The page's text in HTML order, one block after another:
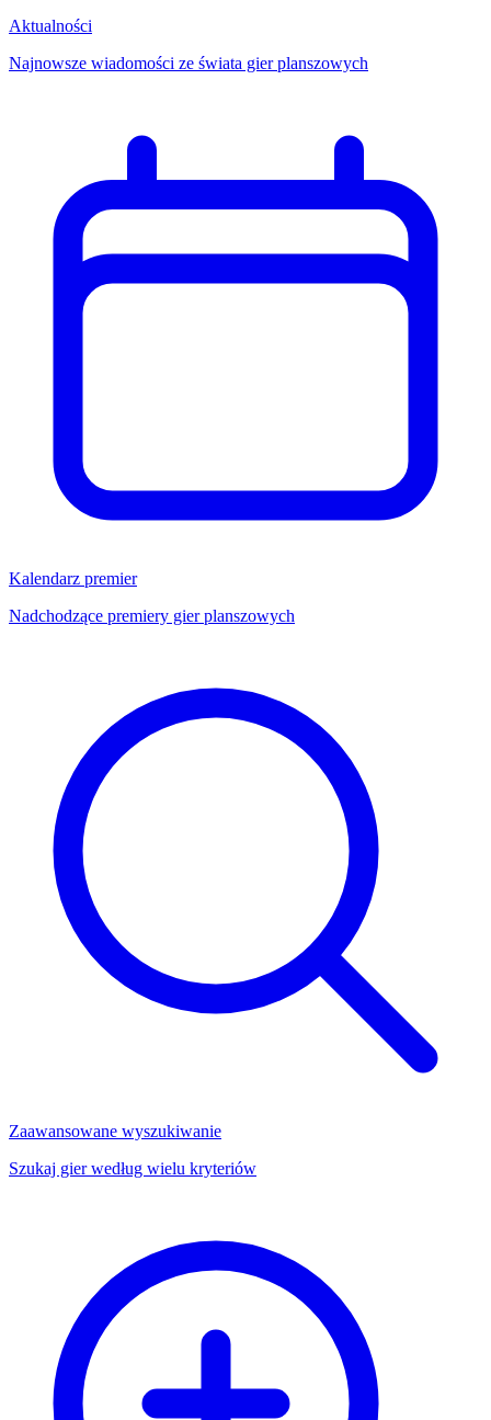
Aktualności
Najnowsze wiadomości ze świata gier planszowych
Kalendarz premier
Nadchodzące premiery gier planszowych
Zaawansowane wyszukiwanie
Szukaj gier według wielu kryteriów